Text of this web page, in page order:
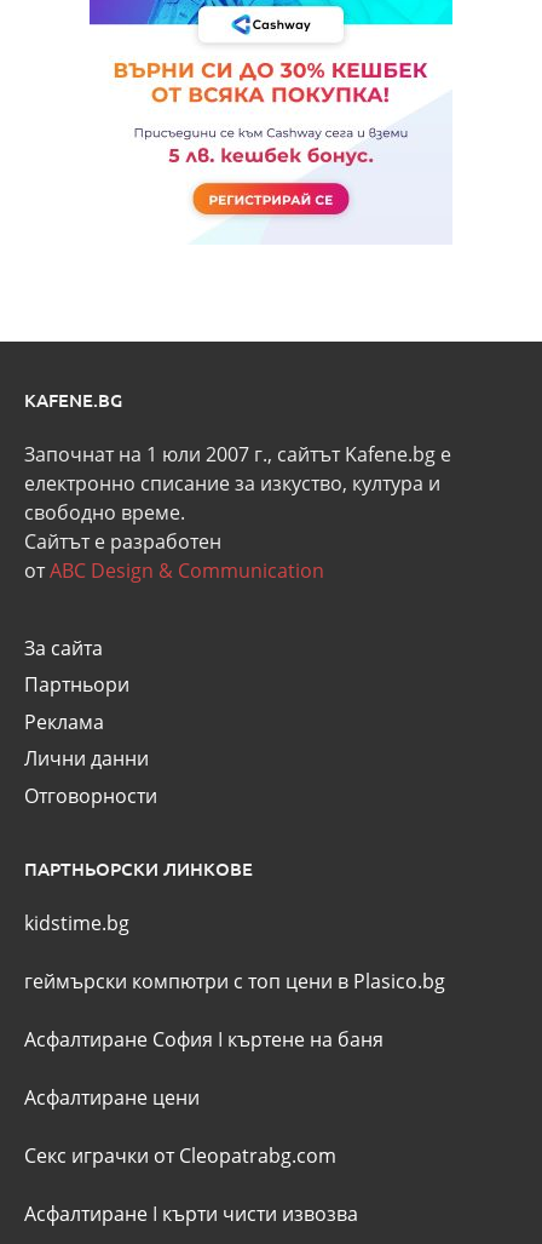
KAFENE.BG
Започнат на 1 юли 2007 г., сайтът Kafene.bg e
eлектронно списание за изкуство, култура и
свободно време.
Сайтът е разработен
отABC Design & Communication
За сайта
Партньори
Реклама
Лични данни
Отговорности
ПАРТНЬОРСКИ ЛИНКОВЕ
kidstime.bg
геймърски компютри с топ цени в Plasico.bg
Асфалтиране София I къртене на баня
Асфалтиране цени
Секс играчки от Cleopatrabg.com
Асфалтиране I кърти чисти извозва